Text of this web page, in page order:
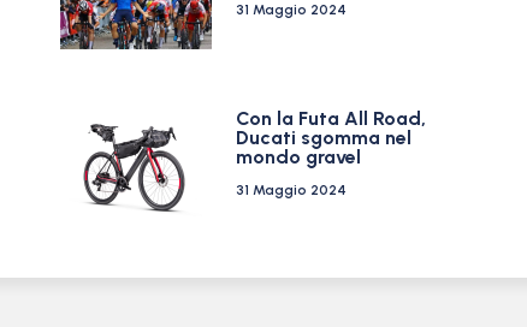
31 Maggio 2024
Con la Futa All Road,
Ducati sgomma nel
mondo gravel
31 Maggio 2024